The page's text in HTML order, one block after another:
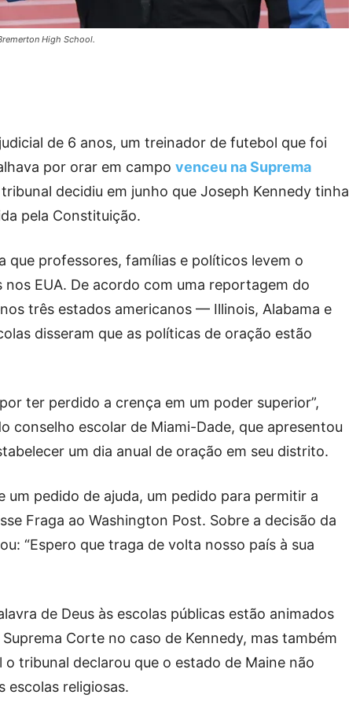
High School.
de 6 anos, um treinador de futebol que foi
por orar em campo venceu na Suprema
tribunal decidiu em junho que Joseph Kennedy tinha
pela Constituição.
que professores, famílias e políticos levem o
nos EUA. De acordo com uma reportagem do
três estados americanos — Illinois, Alabama e
disseram que as políticas de oração estão
ter perdido a crença em um poder superior”,
conselho escolar de Miami-Dade, que apresentou
um dia anual de oração em seu distrito.
um pedido de ajuda, um pedido para permitir a
Fraga ao Washington Post. Sobre a decisão da
“Espero que traga de volta nosso país à sua
de Deus às escolas públicas estão animados
Corte no caso de Kennedy, mas também
o tribunal declarou que o estado de Maine não
escolas religiosas.